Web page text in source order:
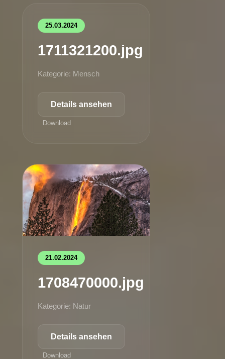
25.03.2024
1711321200.jpg
Kategorie: Mensch
Details ansehen
Download
21.02.2024
1708470000.jpg
Kategorie: Natur
Details ansehen
Download